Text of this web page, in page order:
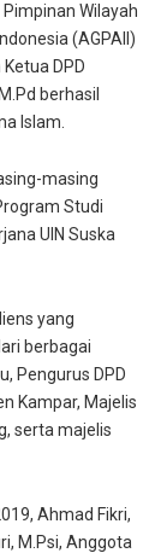
Wilayah
(AGPAII)
Ketua DPD
berhasil
Islam.
masing
Studi
UIN Suska
yang
berbagai
Pengurus DPD
Kampar, Majelis
serta majelis
Ahmad Fikri,
M.Psi, Anggota